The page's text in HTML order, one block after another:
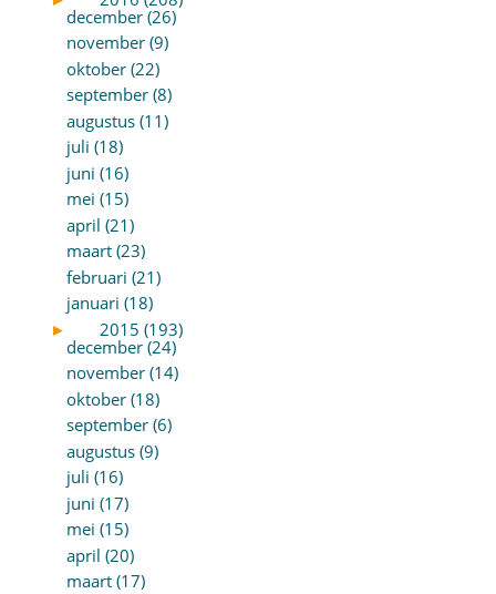
december (26)
november (9)
oktober (22)
september (8)
augustus (11)
juli (18)
juni (16)
mei (15)
april (21)
maart (23)
februari (21)
januari (18)
►
2015 (193)
december (24)
november (14)
oktober (18)
september (6)
augustus (9)
juli (16)
juni (17)
mei (15)
april (20)
maart (17)